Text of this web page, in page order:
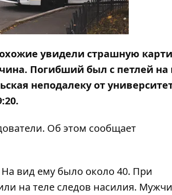
увидели страшную
Погибший был с петлей на
неподалеку от
Об этом сообщает
вид ему было около 40. При
на теле следов насилия.